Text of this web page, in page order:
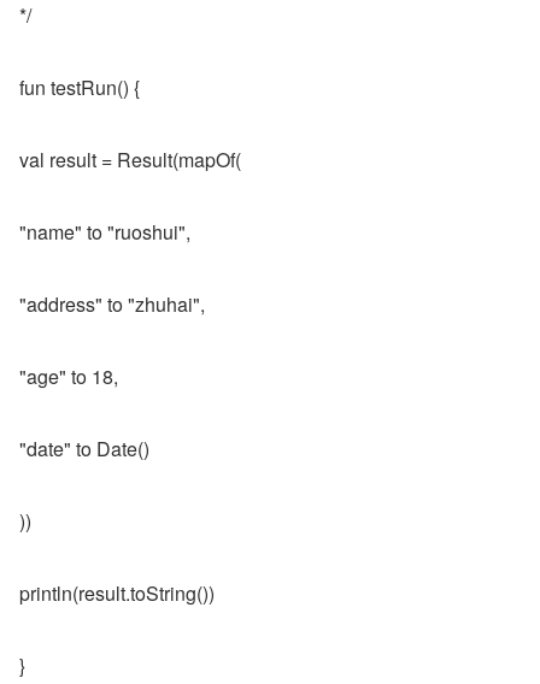
*/
fun testRun() {
val result = Result(mapOf(
"name" to "ruoshui",
"address" to "zhuhai",
"age" to 18,
"date" to Date()
))
println(result.toString())
}